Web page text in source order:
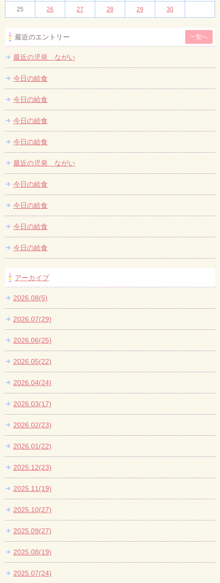
25 26 27 28 29 30
最近のエントリー 一覧へ
最近の児発 ながい
今日の給食
今日の給食
今日の給食
今日の給食
最近の児発 ながい
今日の給食
今日の給食
今日の給食
今日の給食
アーカイブ
2026.08(5)
2026.07(29)
2026.06(25)
2026.05(22)
2026.04(24)
2026.03(17)
2026.02(23)
2026.01(22)
2025.12(23)
2025.11(19)
2025.10(27)
2025.09(27)
2025.08(19)
2025.07(24)